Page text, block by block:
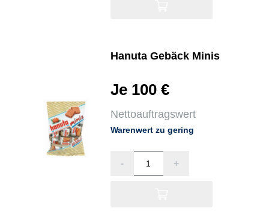
Hanuta Gebäck Minis
Je 100 €
Nettoauftragswert
Warenwert zu gering
- +